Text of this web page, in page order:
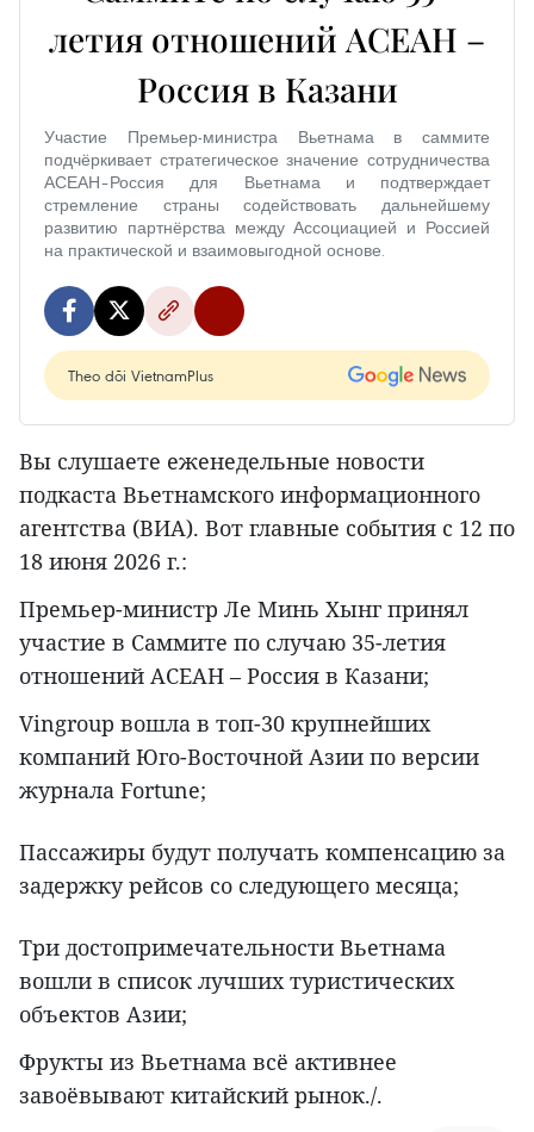
летия отношений АСЕАН –
Россия в Казани
Участие Премьер-министра Вьетнама в саммите
подчёркивает стратегическое значение сотрудничества
АСЕАН–Россия для Вьетнама и подтверждает
стремление страны содействовать дальнейшему
развитию партнёрства между Ассоциацией и Россией
на практической и взаимовыгодной основе.
Theo dõi VietnamPlus
Вы слушаете еженедельные новости
подкаста Вьетнамского информационного
агентства (ВИА). Вот главные события с 12 по
18 июня 2026 г.:
Премьер-министр Ле Минь Хынг принял
участие в Саммите по случаю 35-летия
отношений АСЕАН – Россия в Казани;
Vingroup вошла в топ-30 крупнейших
компаний Юго-Восточной Азии по версии
журнала Fortune;
Пассажиры будут получать компенсацию за
задержку рейсов со следующего месяца;
Три достопримечательности Вьетнама
вошли в список лучших туристических
объектов Азии;
Фрукты из Вьетнама всё активнее
завоёвывают китайский рынок./.